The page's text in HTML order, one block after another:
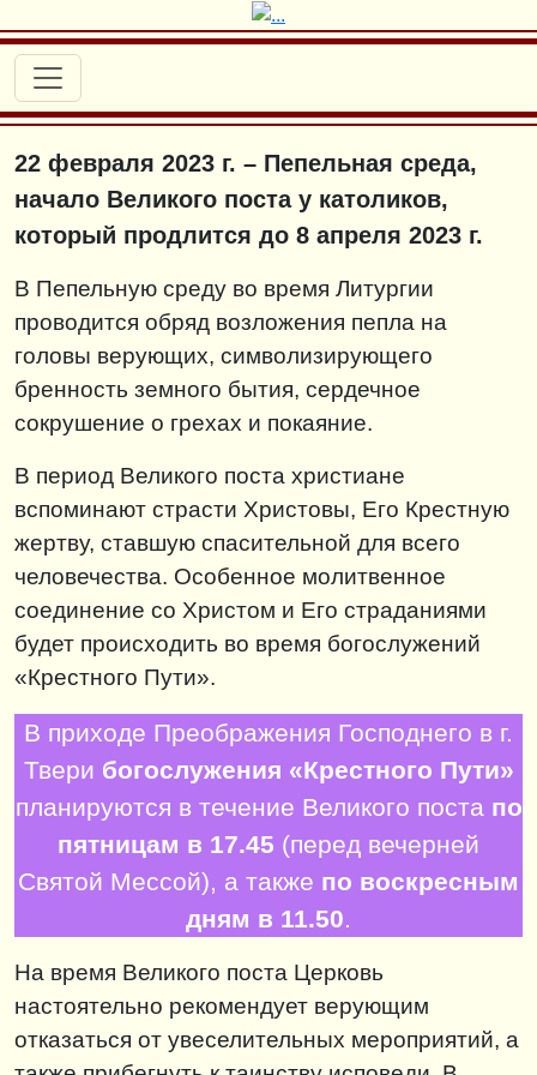
22 февраля 2023 г. – Пепельная среда,
начало Великого поста у католиков,
который продлится до 8 апреля 2023 г.
В Пепельную среду во время Литургии
проводится обряд возложения пепла на
головы верующих, символизирующего
бренность земного бытия, сердечное
сокрушение о грехах и покаяние.
В период Великого поста христиане
вспоминают страсти Христовы, Его Крестную
жертву, ставшую спасительной для всего
человечества. Особенное молитвенное
соединение со Христом и Его страданиями
будет происходить во время богослужений
«Крестного Пути».
В приходе Преображения Господнего в г.
Твери богослужения «Крестного Пути»
планируются в течение Великого поста по
пятницам в 17.45 (перед вечерней
Святой Мессой), а также по воскресным
дням в 11.50.
На время Великого поста Церковь
настоятельно рекомендует верующим
отказаться от увеселительных мероприятий, а